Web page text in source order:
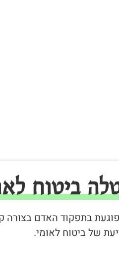
ביטוח
בתפקוד האדם בצורה
של ביטוח לאומי.